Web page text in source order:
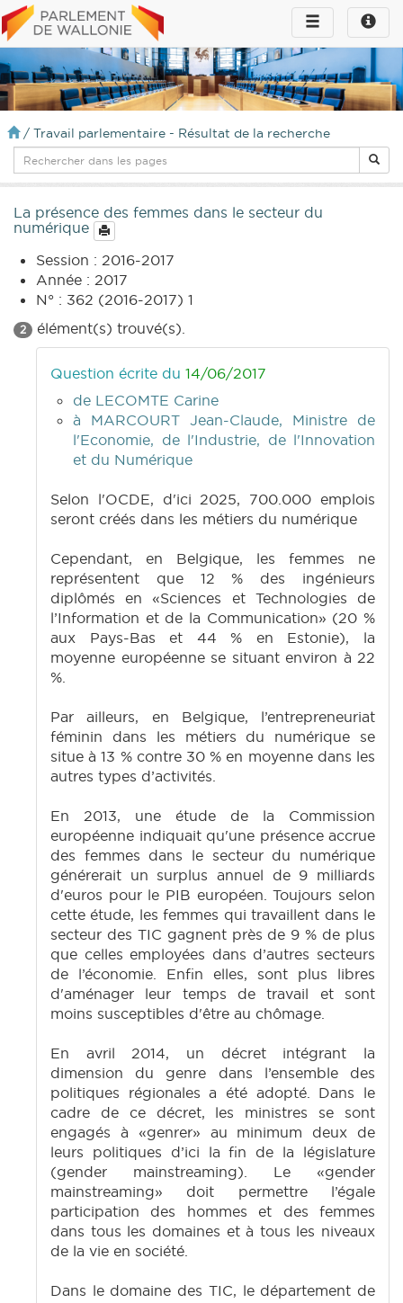
Toggle
infos
Toggle
navigation
/ Travail parlementaire - Résultat de la recherche
La présence des femmes dans le secteur du
numérique
Session : 2016-2017
Année : 2017
N° : 362 (2016-2017) 1
2 élément(s) trouvé(s).
Question écrite du 14/06/2017
de LECOMTE Carine
à MARCOURT Jean-Claude, Ministre de
l'Economie, de l'Industrie, de l'Innovation
et du Numérique
Selon l'OCDE, d'ici 2025, 700.000 emplois
seront créés dans les métiers du numérique
Cependant, en Belgique, les femmes ne
représentent que 12 % des ingénieurs
diplômés en «Sciences et Technologies de
l’Information et de la Communication» (20 %
aux Pays-Bas et 44 % en Estonie), la
moyenne européenne se situant environ à 22
%.
Par ailleurs, en Belgique, l’entrepreneuriat
féminin dans les métiers du numérique se
situe à 13 % contre 30 % en moyenne dans les
autres types d’activités.
En 2013, une étude de la Commission
européenne indiquait qu'une présence accrue
des femmes dans le secteur du numérique
générerait un surplus annuel de 9 milliards
d'euros pour le PIB européen. Toujours selon
cette étude, les femmes qui travaillent dans le
secteur des TIC gagnent près de 9 % de plus
que celles employées dans d’autres secteurs
de l’économie. Enfin elles, sont plus libres
d'aménager leur temps de travail et sont
moins susceptibles d'être au chômage.
En avril 2014, un décret intégrant la
dimension du genre dans l’ensemble des
politiques régionales a été adopté. Dans le
cadre de ce décret, les ministres se sont
engagés à «genrer» au minimum deux de
leurs politiques d’ici la fin de la législature
(gender mainstreaming). Le «gender
mainstreaming» doit permettre l’égale
participation des hommes et des femmes
dans tous les domaines et à tous les niveaux
de la vie en société.
Dans le domaine des TIC, le département de